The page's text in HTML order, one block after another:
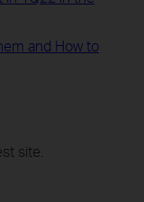
and How to
site.